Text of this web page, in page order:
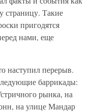
страницу. Такие
пригодятся
нами, еще
наступил перерыв.
баррикады:
рынка, на
на улице Мандар